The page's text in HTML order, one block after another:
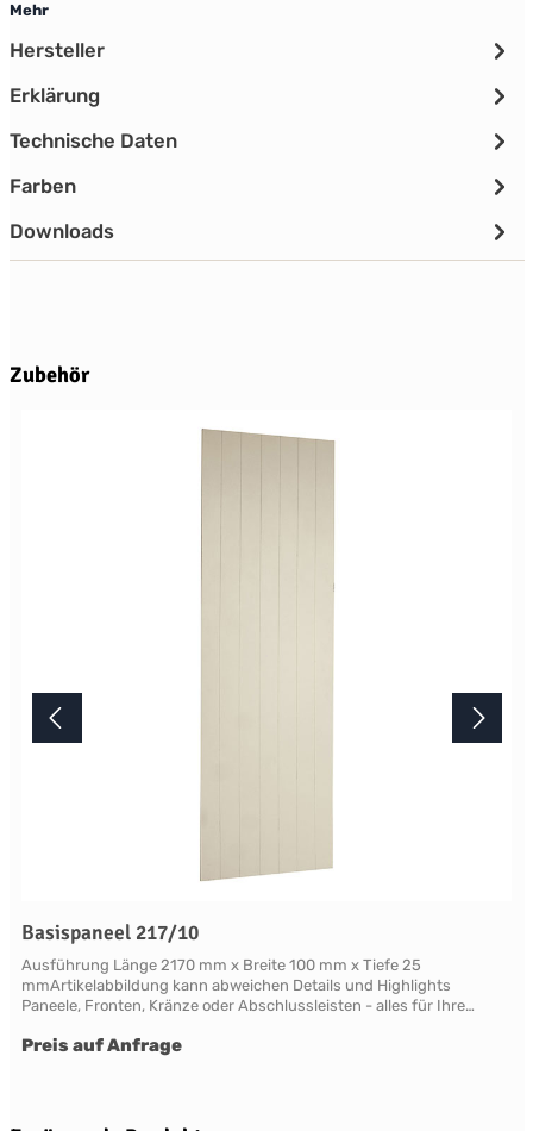
Mehr
Hersteller
Erklärung
Technische Daten
Farben
Downloads
Produktgalerie überspringen
Zubehör
Basispaneel 217/10
Ausführung Länge 2170 mm x Breite 100 mm x Tiefe 25
mmArtikelabbildung kann abweichen Details und Highlights
Paneele, Fronten, Kränze oder Abschlussleisten - alles für Ihre
variablen Ausstattungen und DimensionenNahezu grenzenlose
dieser "handpainted" Oberflächen sind der matte Glanz und der
Preis auf Anfrage